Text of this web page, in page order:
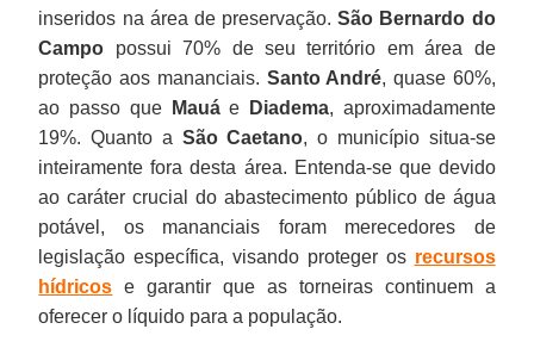
inseridos na área de preservação.São Bernardo do
Campo possui 70% de seu território em área de
proteção aos mananciais. Santo André, quase 60%,
ao passo que
Mauáe Diadema, aproximadamente
19%. Quanto a São Caetano, o município situa-se
inteiramente fora desta área. Entenda-se que devido
ao caráter crucial do abastecimento público de água
potável, os mananciais foram merecedores de
legislação específica, visando proteger os recursos
hídricos e garantir que as torneiras continuem a
oferecer o líquido para a população.